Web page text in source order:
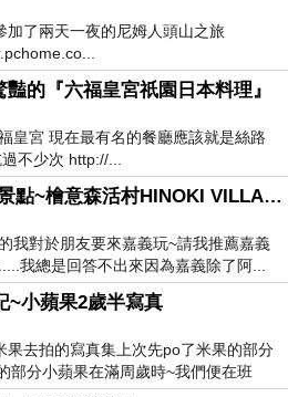
加了兩天一夜的尼姆人頭山之旅
的『六福皇宮祇園日本料理』
皇宮 現在最有名的餐廳應該就是絲路
不少次 http://...
嘉義熱門新景點~檜意森活村HINOKI VILLAGE
我對於朋友要來嘉義玩~請我推薦嘉義
我總是回答不出來因為嘉義除了阿...
~小蘋果2歲半寫真
果去拍的寫真集上次先po了米果的部分
部分小蘋果在滿周歲時~我們便在班